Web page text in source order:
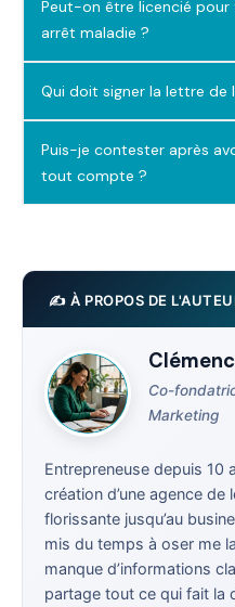
Peut-on être licencié pour
arrêt maladie ?
Qui doit signer la lettre de
Puis-je contester après
tout compte ?
✍️ À PROPOS DE
Co-
Marketing
Entrepreneuse depuis 10
création d’une agence de
florissante jusqu’au
mis du temps à oser me
manque d’informations
partage tout ce qui fait la